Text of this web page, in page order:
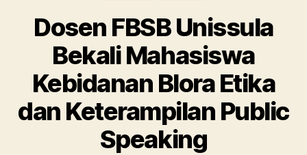
Dosen FBSB Unissula
Bekali Mahasiswa
Kebidanan Blora Etika
dan Keterampilan Public
Speaking